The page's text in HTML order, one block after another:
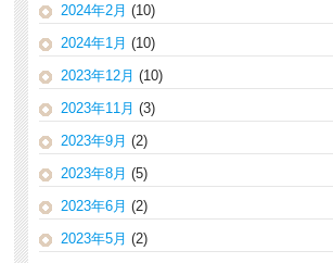
2024年2月 (10)
2024年1月 (10)
2023年12月 (10)
2023年11月 (3)
2023年9月 (2)
2023年8月 (5)
2023年6月 (2)
2023年5月 (2)